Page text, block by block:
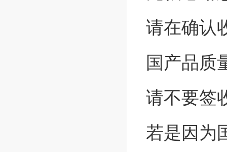
请在确认
国产品质
请不要签
若是因为